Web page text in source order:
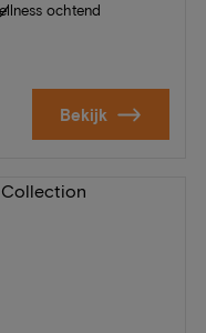
ochtend
Bekijk